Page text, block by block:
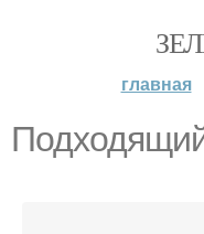
главная